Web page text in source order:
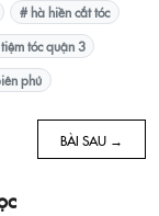
# hà hiền cắt tóc
tóc quận 3
phủ
BÀI SAU →